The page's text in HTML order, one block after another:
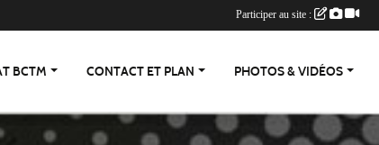
BCTM CONTACT ET PLAN PHOTOS & VIDÉOS
Participer au site :